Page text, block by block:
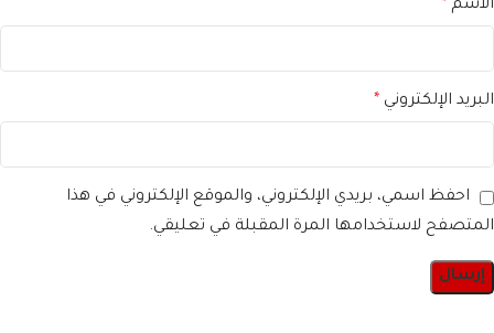
الاسم *
البريد الإلكتروني *
احفظ اسمي، بريدي الإلكتروني، والموقع الإلكتروني في هذا
المتصفح لاستخدامها المرة المقبلة في تعليقي.